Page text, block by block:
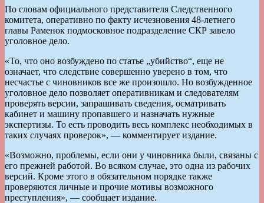
По словам официального представителя Следственного
комитета, оперативно по факту исчезновения 48-летнего
главы Раменок подмосковное подразделение СКР завело
уголовное дело.
«То, что оно возбуждено по статье „убийство“, еще не
означает, что следствие совершенно уверено в том, что
несчастье с чиновников все же произошло. Но возбужденное
уголовное дело позволяет оперативникам и следователям
проверять версии, запрашивать сведения, осматривать
кабинет и машину пропавшего и назначать нужные
экспертизы. То есть проводить весь комплекс необходимых в
таких случаях проверок», — комментирует издание.
«Возможно, проблемы, если они у чиновника были, связаны с
его прежней работой. Во всяком случае, это одна из рабочих
версий. Кроме этого в обязательном порядке также
проверяются личные и прочие мотивы возможного
преступления», — сообщает издание.